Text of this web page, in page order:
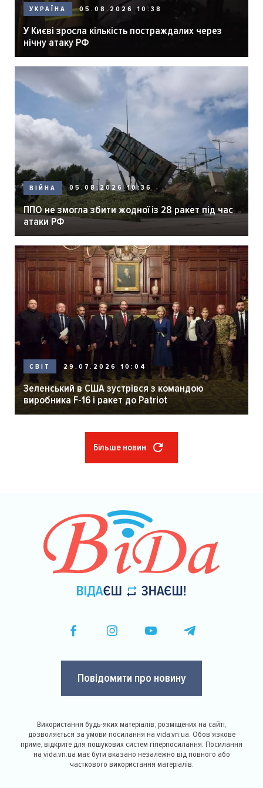
УКРАЇНА 05.08.2026 10:38
У Києві зросла кількість постраждалих через
нічну атаку РФ
ВІЙНА 05.08.2026 10:36
ППО не змогла збити жодної із 28 ракет під час
атаки РФ
СВІТ 29.07.2026 10:04
Зеленський в США зустрівся з командою
виробника F-16 і ракет до Patriot
Більше новин
Повідомити про новину
Використання будь-яких матеріалів, розміщених на сайті,
дозволяється за умови посилання на vida.vn.ua. Обов'язкове
пряме, відкрите для пошукових систем гіперпосилання. Посилання
на vida.vn.ua має бути вказано незалежно від повного або
часткового використання матеріалів.